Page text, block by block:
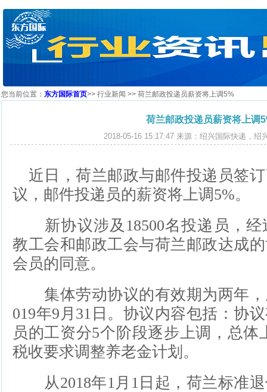
您当前位置： 东方国际首页>> 行业新闻 >> 荷兰邮政投递员薪资将上调5%
荷兰邮政投递员薪资将上调
2018-05-16 15:17:47 来源：绍兴国际快递，绍
近日，荷兰邮政与邮件投递员签
议，邮件投递员的薪资将上调5%。
新协议涉及18500名投递员，经
教工会和邮政工会与荷兰邮政达成
会员的同意。
集体劳动协议的有效期为两年，
019年9月31日。协议内容包括：协
员的工资分5个阶段逐步上调，总体
税收要求调整养老金计划。
从2018年1月1日起，荷兰标准退